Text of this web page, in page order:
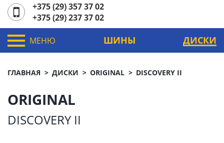
+375 (29) 357 37 02
+375 (29) 237 37 02
МЕНЮ ШИНЫ ДИСКИ
ГЛАВНАЯ ДИСКИ ORIGINAL DISCOVERY II
ORIGINAL
DISCOVERY II